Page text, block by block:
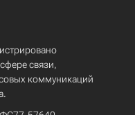
связи,
коммуникаций